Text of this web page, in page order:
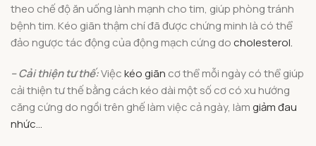
theo chế độ ăn uống lành mạnh cho tim, giúp phòng tránh
bệnh tim. Kéo giãn thậm chí đã được chứng minh là có thể
đảo ngược tác động của động mạch cứng docholesterol.
– Cải thiện tư thế:Việckéo giãn cơ thể mỗi ngày có thể giúp
cải thiện tư thế bằng cách kéo dài một số cơ có xu hướng
căng cứng do ngồi trên ghế làm việc cả ngày, làmgiảm đau
nhức…